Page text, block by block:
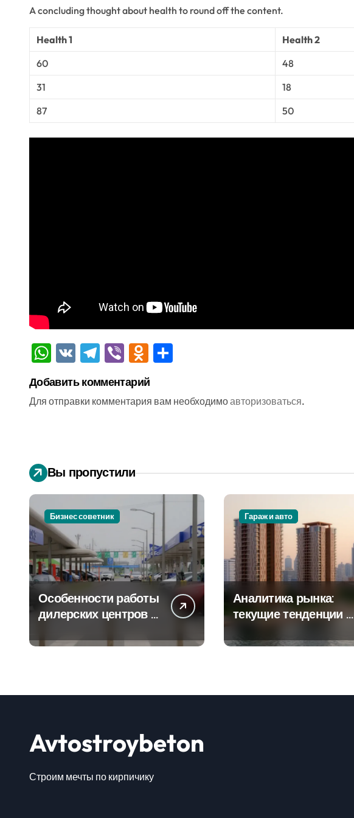
A concluding thought about health to round off the content.
Health 1
Health 2
60
48
31
18
87
50
WhatsApp
VK Telegram
ViberOdnoklassniki
Добавить комментарий
Для отправки комментария вам необходимоавторизоваться.
Вы пропустили
Бизнес советник
Особенности работы
дилерских центров и
на крупных
Гараж и авто
Аналитика рынка:
текущие тенденции в
новостроек и
Avtostroybeton
Строим мечты по кирпичику